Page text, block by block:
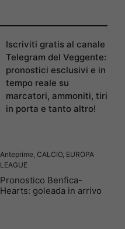
Iscriviti gratis al canale
Telegram del Veggente:
pronostici esclusivi e in
tempo reale su
marcatori, ammoniti, tiri
in porta e tanto altro!
Anteprime CALCIO, EUROPA
LEAGUE
Pronostico Benfica-
Hearts: goleada in arrivo